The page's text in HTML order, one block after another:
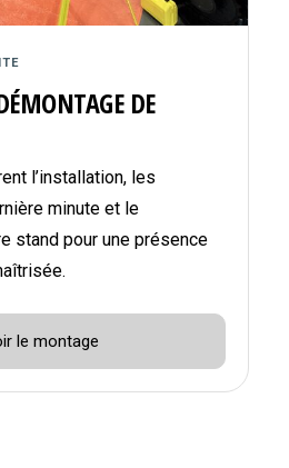
DE
l’installation, les
minute et le
stand pour une présence
le montage